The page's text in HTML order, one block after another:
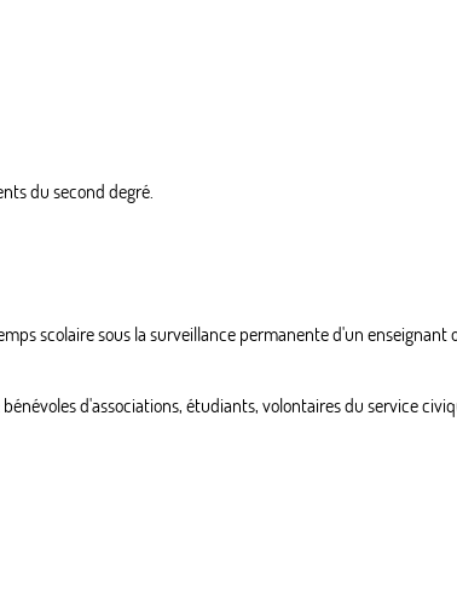
du second degré.
scolaire sous la surveillance permanente d'un enseignant
d'associations, étudiants, volontaires du service